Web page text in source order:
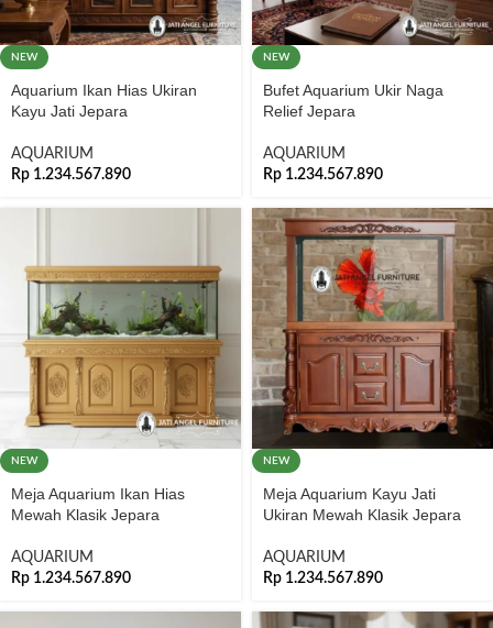
NEW
Aquarium Ikan Hias Ukiran
Kayu Jati Jepara
AQUARIUM
Rp 1.234.567.890
NEW
Bufet Aquarium Ukir Naga
Relief Jepara
AQUARIUM
Rp 1.234.567.890
NEW
Meja Aquarium Ikan Hias
Mewah Klasik Jepara
AQUARIUM
Rp 1.234.567.890
NEW
Meja Aquarium Kayu Jati
Ukiran Mewah Klasik Jepara
AQUARIUM
Rp 1.234.567.890